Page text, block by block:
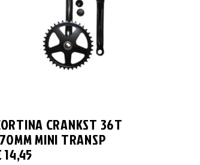
CRANKST 36T
MINI TRANSP
14,45